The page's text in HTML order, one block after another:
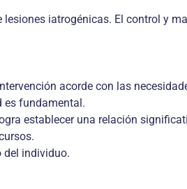
iatrogénicas. El con­trol y
acorde con las
es fundamental.
establecer una relación
del individuo.